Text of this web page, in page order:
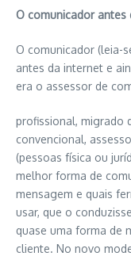
O comunicador antes
O comunicador (leia-
antes da internet e
era o assessor de
profissional, migrado
convencional,
(pessoas física ou
melhor forma de
mensagem e quais
usar, que o
quase uma forma de
cliente. No novo